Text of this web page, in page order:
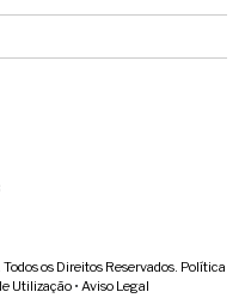
os Direitos Reservados. Política
Utilização • Aviso Legal